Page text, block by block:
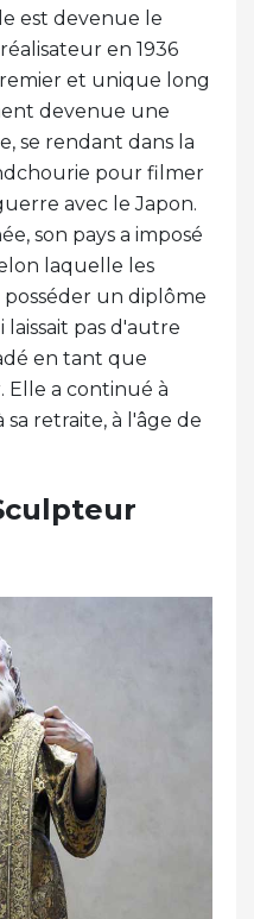
est devenue le
en 1936
et unique long
devenue une
se rendant dans la
pour filmer
avec le Japon.
son pays a imposé
laquelle les
un diplôme
pas d'autre
en tant que
Elle a continué à
retraite, à l'âge de